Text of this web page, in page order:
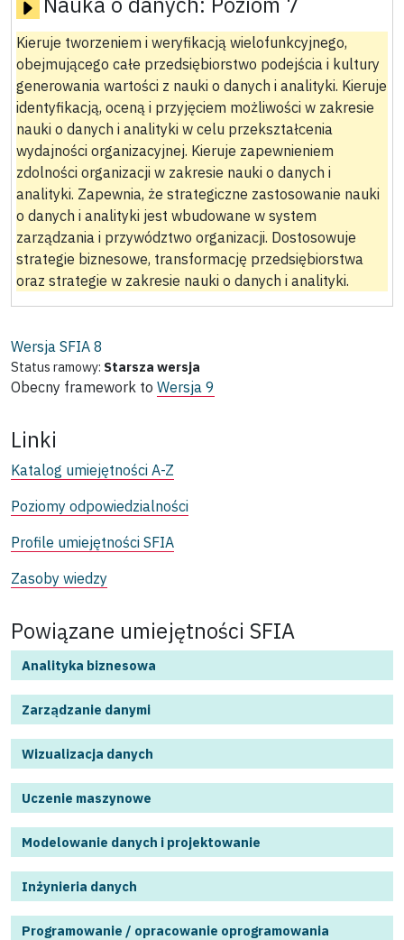
Kieruje tworzeniem i weryfikacją wielofunkcyjnego,
obejmującego całe przedsiębiorstwo podejścia i kultury
generowania wartości z nauki o danych i analityki. Kieruje
identyfikacją, oceną i przyjęciem możliwości w zakresie
nauki o danych i analityki w celu przekształcenia
wydajności organizacyjnej. Kieruje zapewnieniem
zdolności organizacji w zakresie nauki o danych i
analityki. Zapewnia, że strategiczne zastosowanie nauki
o danych i analityki jest wbudowane w system
zarządzania i przywództwo organizacji. Dostosowuje
strategie biznesowe, transformację przedsiębiorstwa
oraz strategie w zakresie nauki o danych i analityki.
Wersja SFIA 8
Status ramowy: Starsza wersja
Obecny framework to Wersja 9
Linki
Katalog umiejętności A-Z
Poziomy odpowiedzialności
Profile umiejętności SFIA
Zasoby wiedzy
Powiązane umiejętności SFIA
Analityka biznesowa
Zarządzanie danymi
Wizualizacja danych
Uczenie maszynowe
Modelowanie danych i projektowanie
Inżynieria danych
Programowanie / opracowanie oprogramowania